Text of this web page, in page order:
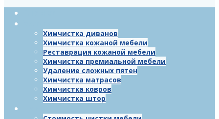
Химчистка диванов
Химчистка кожаной мебели
Реставрация кожаной мебели
Химчистка премиальной мебели
Удаление сложных пятен
Химчистка матрасов
Химчистка ковров
Химчистка штор